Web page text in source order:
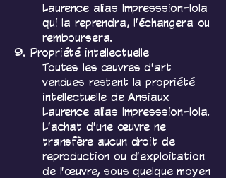
Laurence alias Impresssion-lola
qui la reprendra, l'échangera ou
remboursera.
9. Propriété intellectuelle
Toutes les œuvres d'art
vendues restent la propriété
intellectuelle de Ansiaux
Laurence alias Impresssion-lola.
L'achat d'une œuvre ne
transfère aucun droit de
reproduction ou d'exploitation
de l'œuvre, sous quelque moyen